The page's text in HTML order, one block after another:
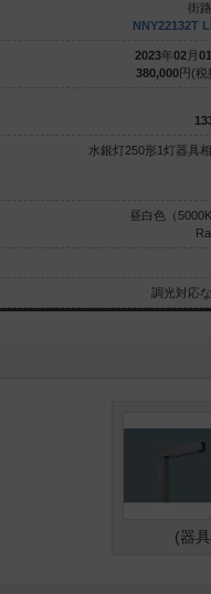
街
NNY22132T
2023年02月 01
380,000円(税
水銀灯250形1灯器具
昼白色（5000K
調光対応な
(器